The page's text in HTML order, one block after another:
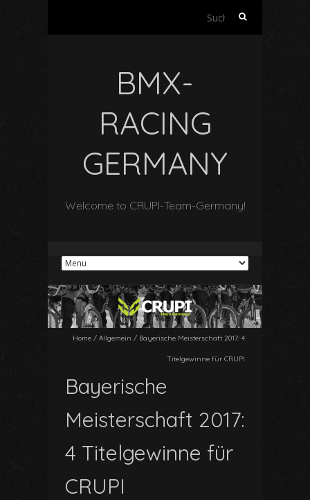
Suchen
BMX-
RACING
GERMANY
Welcome to CRUPI-Team-Germany!
Home / Allgemein / Bayerische Meisterschaft 2017: 4
Titelgewinne für CRUPI
Bayerische
Meisterschaft 2017:
4 Titelgewinne für
CRUPI